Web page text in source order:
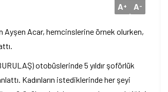
A+ A-
Ayşen Acar, hemcinslerine örnek olurken,
otobüslerinde 5 yıldır şoförlük
Kadınların istediklerinde her şeyi